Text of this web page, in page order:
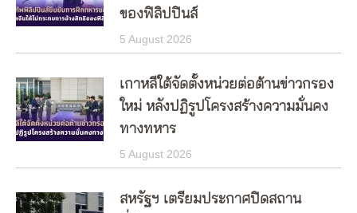
ของฟิลิปปินส์
5 August 2026
เกาหลีใต้จัดตั้งหน่วยต่อต้านข่าวกรอง
ใหม่ หลังปฏิรูปโครงสร้างความมั่นคง
ทางทหาร
5 August 2026
สหรัฐฯ เตรียมประกาศปิดสถาน